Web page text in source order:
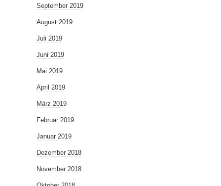
September 2019
August 2019
Juli 2019
Juni 2019
Mai 2019
April 2019
März 2019
Februar 2019
Januar 2019
Dezember 2018
November 2018